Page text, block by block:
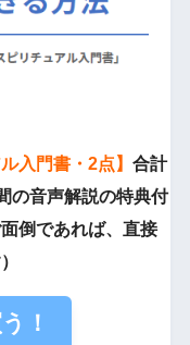
入門書・2点】 合計
の音声解説の特典付
倒であれば、直接
！